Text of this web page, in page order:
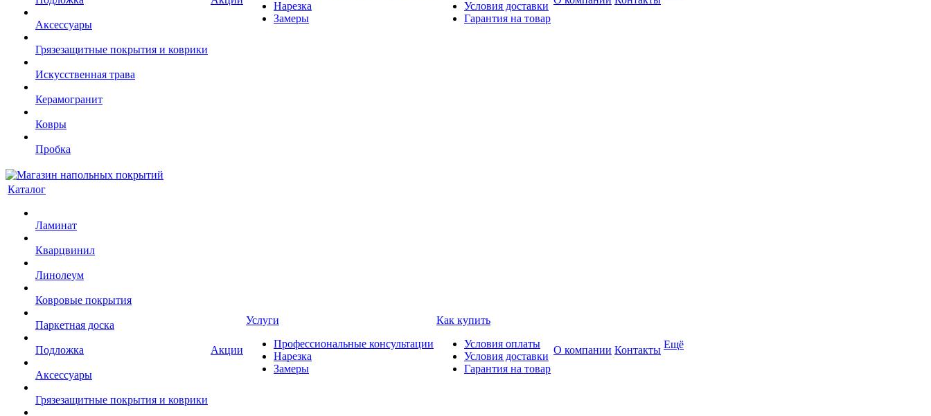
Аксессуары
Грязезащитные покрытия и коврики
Искусственная трава
Керамогранит
Ковры
Пробка
Нарезка
Замеры
Условия доставки
Гарантия на товар
Каталог
Ламинат
Кварцвинил
Линолеум
Ковровые покрытия
Паркетная доска
Подложка
Аксессуары
Грязезащитные покрытия и коврики
Акции
Услуги
Профессиональные консультации
Нарезка
Замеры
Как купить
Условия оплаты
Условия доставки
Гарантия на товар
О компании Контакты Ещё